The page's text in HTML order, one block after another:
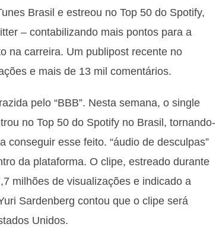
Brasil e estreou no Top 50 do Spotify,
– contabilizando mais pontos para a
na carreira. Um publipost recente no
e mais de 13 mil comentários.
pelo “BBB”. Nesta semana, o single
no Top 50 do Spotify no Brasil, tornando-
esse feito. “áudio de desculpas”
da plataforma. O clipe, estreado durante
milhões de visualizações e indicado a
Sardenberg contou que o clipe será
Unidos.